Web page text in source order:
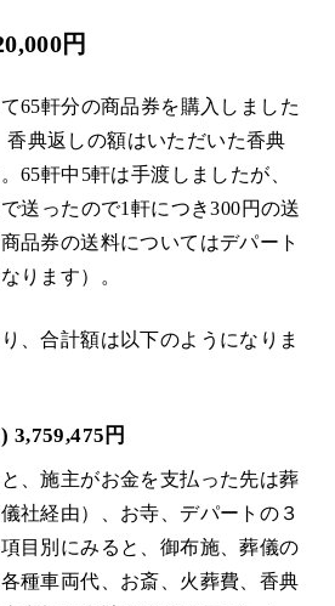
円
65軒分の商品券を購入しました
香典返しの額はいただいた香典
65軒中5軒は手渡しましたが、
送ったので1軒につき300円の送
品券の送料についてはデパート
ります）。
、合計額は以下のようになりま
3,759,475円
、施主がお金を支払った先は葬
社経由）、お寺、デパートの３
目別にみると、御布施、葬儀の
種車両代、お斎、火葬費、香典